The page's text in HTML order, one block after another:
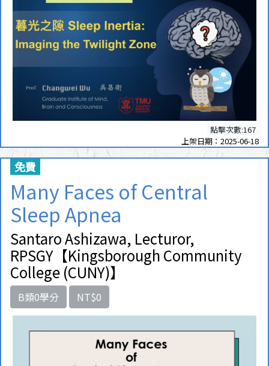
點擊次數:167
上架日期：2025-06-18
免費
Many Faces of Central
Sleep Apnea
Santaro Ashizawa, Lecturor,
RPSGY【Kingsborough Community
College (CUNY)】
B類0學分 NT$0